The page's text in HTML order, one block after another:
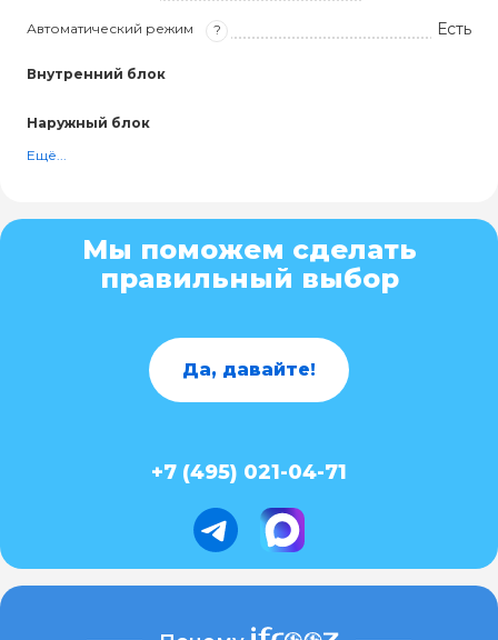
Автоматический режим ? Есть
Внутренний блок
Наружный блок
Ещё...
Мы поможем сделать
правильный выбор
Да, давайте!
+7 (495) 021-04-71